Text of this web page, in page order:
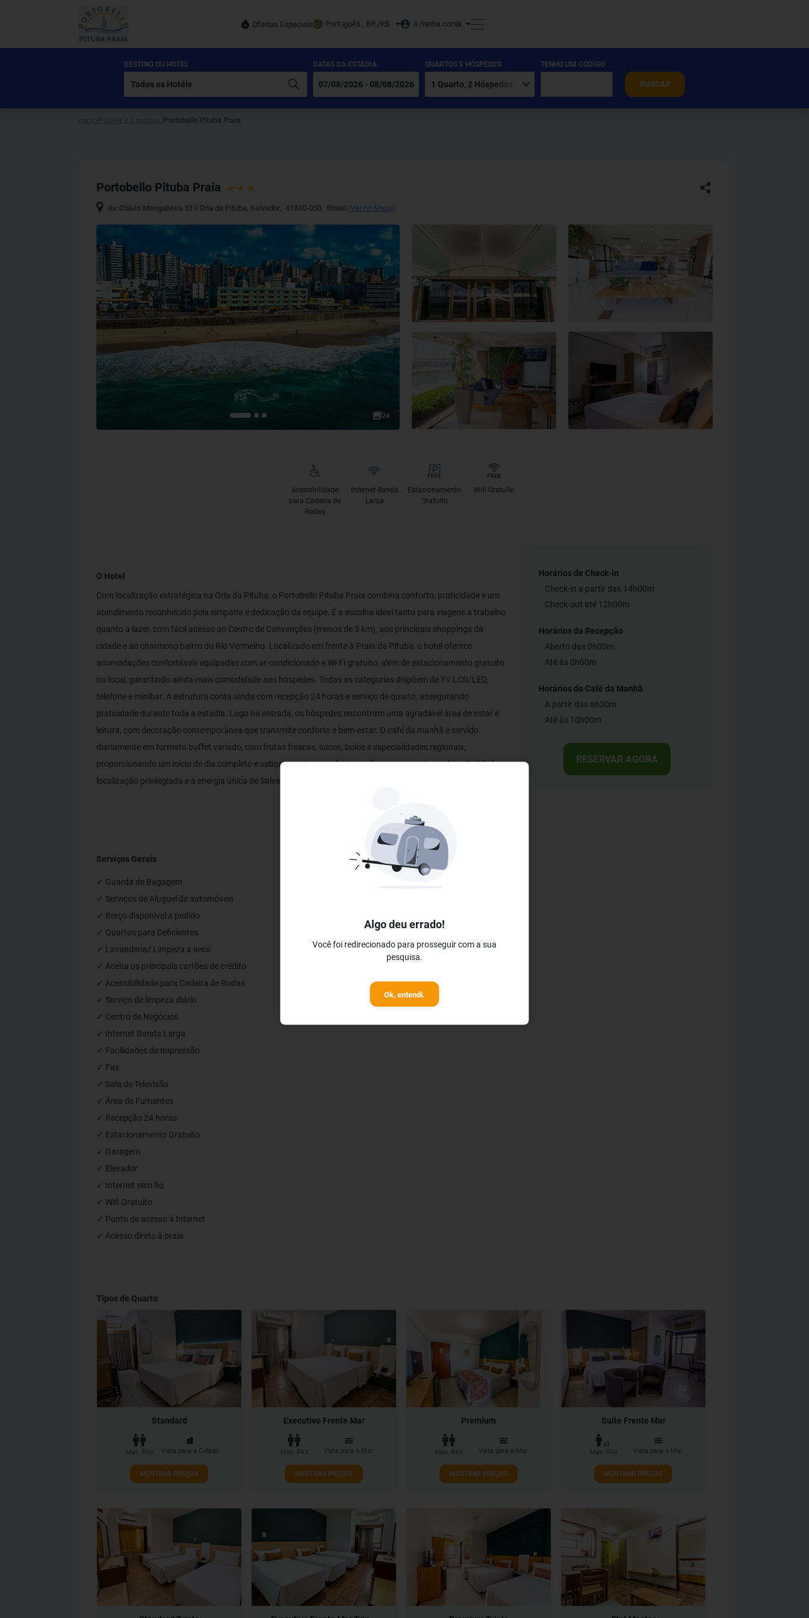
Ofertas Especiais Português , BR /R$ A minha conta
Algo deu errado!
Você foi redirecionado para prosseguir com a sua
pesquisa.
Ok, entendi.
DESTINO OU HOTEL DATAS DA ESTADIA QUARTOS E HÓSPEDES TENHO UM CÓDIGO
BUSCAR
/ /Portobello Pituba Praia
Portobello Pituba Praia
Av. Otávio Mangabeira 513 Orla da Pituba, Salvador, 41830-050, Brasil (Ver no Mapa)
24
Acessibilidade
para Cadeira de
Rodas
Internet Banda
Larga
Estacionamento
Gratuito
Wifi Gratuito
O Hotel
Com localização estratégica na Orla da Pituba, o Portobello Pituba Praia combina conforto, praticidade e um
atendimento reconhecido pela simpatia e dedicação da equipe. É a escolha ideal tanto para viagens a trabalho
quanto a lazer, com fácil acesso ao Centro de Convenções (menos de 5 km), aos principais shoppings da
cidade e ao charmoso bairro do Rio Vermelho. Localizado em frente à Praia da Pituba, o hotel oferece
acomodações confortáveis equipadas com ar-condicionado e Wi-Fi gratuito, além de estacionamento gratuito
no local, garantindo ainda mais comodidade aos hóspedes. Todas as categorias dispõem de TV LCD/LED,
telefone e minibar. A estrutura conta ainda com recepção 24 horas e serviço de quarto, assegurando
praticidade durante toda a estadia. Logo na entrada, os hóspedes encontram uma agradável área de estar e
leitura, com decoração contemporânea que transmite conforto e bem-estar. O café da manhã é servido
diariamente em formato buffet variado, com frutas frescas, sucos, bolos e especialidades regionais,
proporcionando um início de dia completo e saboroso. Uma excelente opção para quem busca hospitalidade,
localização privilegiada e a energia única de Salvador.
Horários de Check-in
Check-in a partir das 14h00m
Check-out até 12h00m
Horários da Recepção
Aberto das 0h00m
Até às 0h00m
Horários do Café da Manhã
A partir das 6h30m
Até às 10h00m
RESERVAR AGORA
Serviços Gerais
✓ Guarda de Bagagem
✓ Serviços de Aluguel de automóveis
✓ Berço disponivel a pedido
✓ Quartos para Deficientes
✓ Lavanderia/ Limpeza a seco
✓ Aceita os principais cartões de crédito
✓ Acessibilidade para Cadeira de Rodas
✓ Serviço de limpeza diário
✓ Centro de Negócios
✓ Internet Banda Larga
✓ Facilidades de Impressão
✓ Fax
✓ Sala de Televisão
✓ Área de Fumantes
✓ Recepção 24 horas
✓ Estacionamento Gratuito
✓ Garagem
✓ Elevador
✓ Internet sem fio
✓ Wifi Gratuito
✓ Ponto de acesso à Internet
✓ Acesso direto à praia
Eventos e Conferências
Tipos de Quarto
Standard
Max. PAX Vista para a Cidade
MOSTRAR PREÇOS
Executivo Frente Mar
Max. PAX Vista para o Mar
MOSTRAR PREÇOS
Premium
Max. PAX Vista para o Mar
MOSTRAR PREÇOS
Suíte Frente Mar
x3
Max. PAX
Vista para o Mar
MOSTRAR PREÇOS